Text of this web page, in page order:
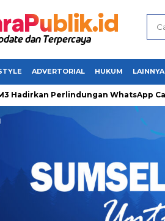
ADVERTORIAL HUKUM LAINNYA
Perlindungan WhatsApp Call Pertama